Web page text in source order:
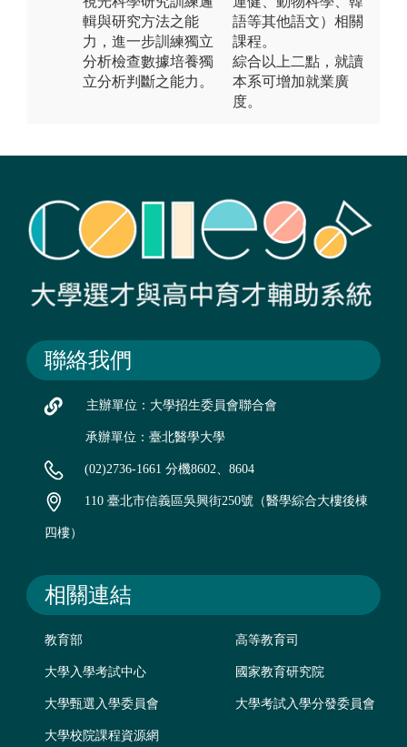
輯與研究方法之能
力，進一步訓練獨立
分析檢查數據培養獨
立分析判斷之能力。
語等其他語文）相關
課程。
綜合以上二點，就讀
本系可增加就業廣
度。
聯絡我們
主辦單位：大學招生委員會聯合會
承辦單位：臺北醫學大學
(02)2736-1661 分機8602、8604
110 臺北市信義區吳興街250號（醫學綜合大樓後棟
四樓）
相關連結
教育部 高等教育司
大學入學考試中心 國家教育研究院
大學甄選入學委員會 大學考試入學分發委員會
大學校院課程資源網